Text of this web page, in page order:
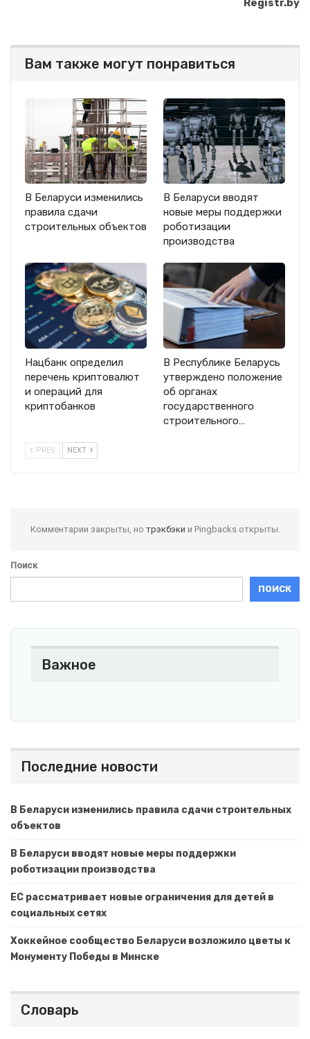
Registr.by
Вам также могут понравиться
В Беларуси изменились
правила сдачи
строительных объектов
В Беларуси вводят
новые меры поддержки
роботизации
производства
Нацбанк определил
перечень криптовалют
и операций для
криптобанков
В Республике Беларусь
утверждено положение
об органах
государственного
строительного…
PREV NEXT
Комментарии закрыты, но трэкбэки и Pingbacks открыты.
Поиск
ПОИСК
Важное
Последние новости
В Беларуси изменились правила сдачи строительных
объектов
В Беларуси вводят новые меры поддержки
роботизации производства
ЕС рассматривает новые ограничения для детей в
социальных сетях
Хоккейное сообщество Беларуси возложило цветы к
Монументу Победы в Минске
Словарь